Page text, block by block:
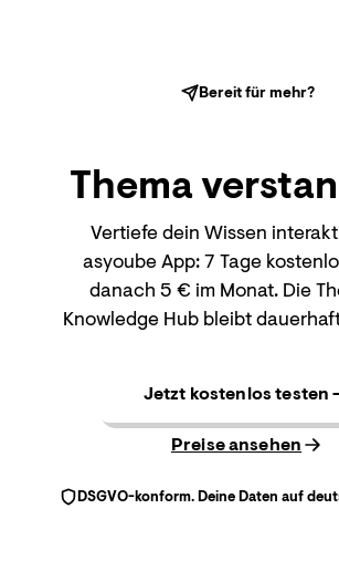
Bereit für mehr?
Thema
Vertiefe dein Wissen
asyoube App: 7 Tage
danach 5 € im Monat. Die
Knowledge Hub bleibt
Jetzt kostenlos testen
Preise ansehen
DSGVO-konform. Deine Daten auf